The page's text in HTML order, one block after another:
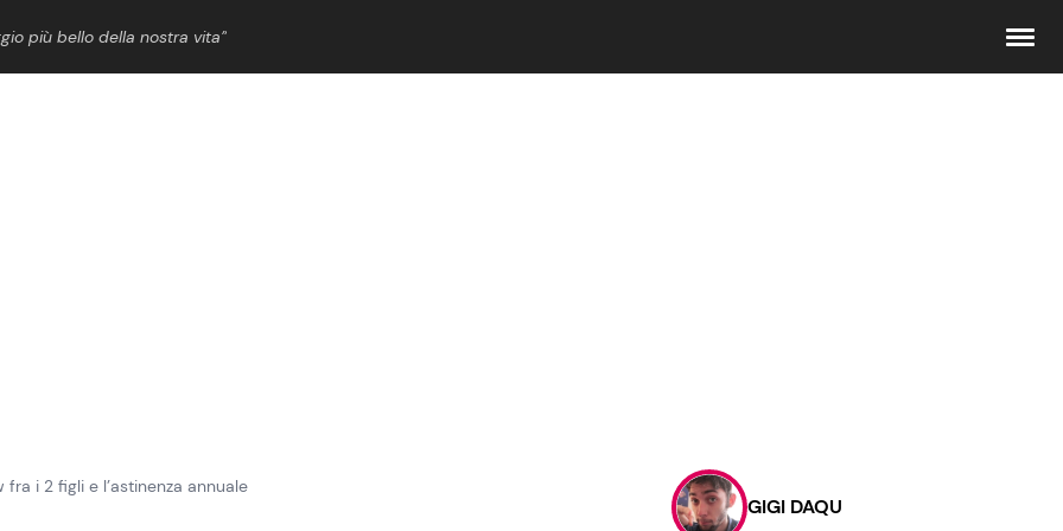
più bello della nostra vita”
Contattaci
Pubblicità
i 2 figli e l’astinenza annuale
GIGI DAQU